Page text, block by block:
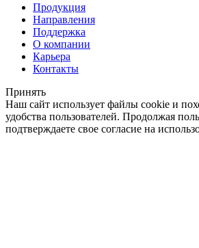
Продукция
Направления
Поддержка
О компании
Карьера
Контакты
Принять
Наш сайт использует файлы cookie и
удобства пользователей. Продолжая
подтверждаете свое согласие на